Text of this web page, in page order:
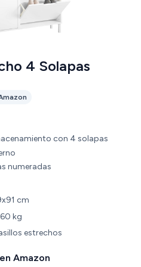
4 Solapas
con 4 solapas
numeradas
cm
kg
estrechos
Amazon